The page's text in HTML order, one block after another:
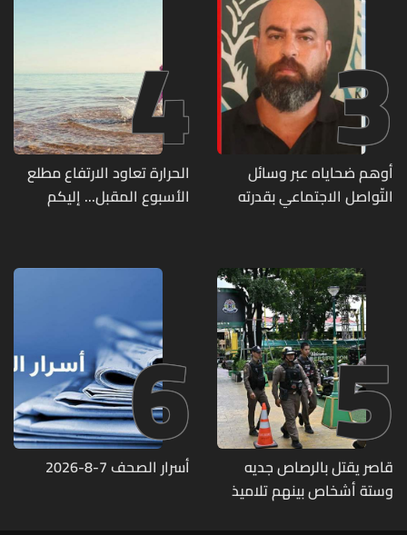
3
أوهم ضحاياه عبر وسائل
التّواصل الاجتماعي بقدرته
وقع ضحيّة أعماله؟
4
الحرارة تعاود الارتفاع مطلع
الأسبوع المقبل... إليكم
5
قاصر يقتل بالرصاص جديه
وستة أشخاص بينهم تلاميذ
6
أسرار الصحف 7-8-2026